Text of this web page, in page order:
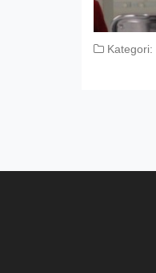
Kategori: